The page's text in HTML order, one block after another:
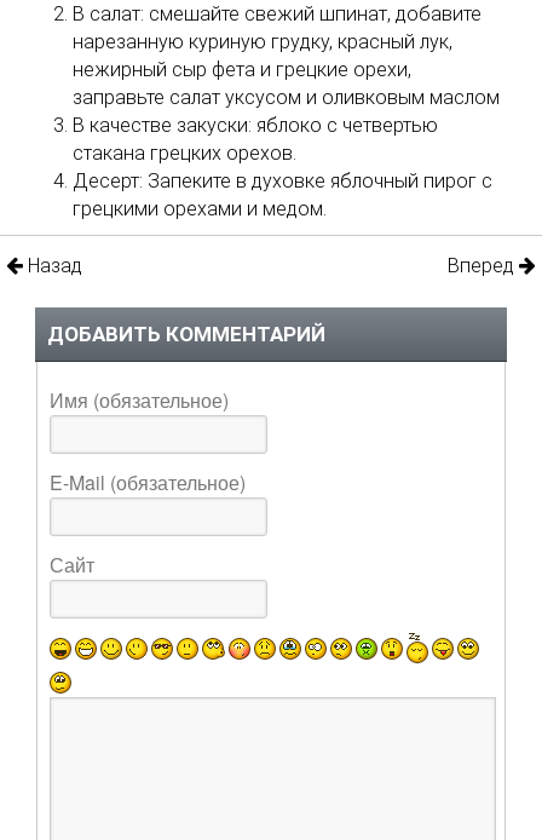
В салат: смешайте свежий шпинат, добавите
нарезанную куриную грудку, красный лук,
нежирный сыр фета и грецкие орехи,
заправьте салат уксусом и оливковым маслом
В качестве закуски: яблоко с четвертью
стакана грецких орехов.
Десерт: Запеките в духовке яблочный пирог с
грецкими орехами и медом.
Назад Вперед
ДОБАВИТЬ КОММЕНТАРИЙ
Имя (обязательное)
E-Mail (обязательное)
Сайт